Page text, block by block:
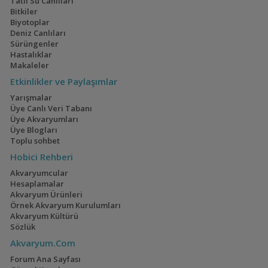
Mavi Melek Karides
Cyrtocara Moorii
(3)
Bitkiler
Biyotoplar
Deniz Canlıları
Sürüngenler
Hastalıklar
Makaleler
Etkinlikler ve Paylaşımlar
Yarışmalar
Üye Canlı Veri Tabanı
Üye Akvaryumları
Üye Blogları
Toplu sohbet
Hobici Rehberi
Akvaryumcular
Hesaplamalar
Akvaryum Ürünleri
Örnek Akvaryum Kurulumları
Akvaryum Kültürü
Sözlük
Akvaryum.Com
Forum Ana Sayfası